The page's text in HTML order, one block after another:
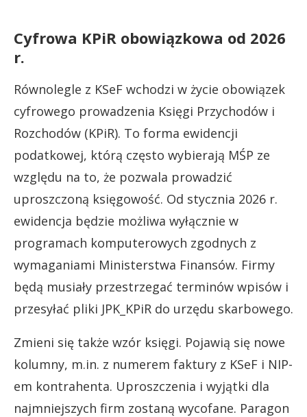
Cyfrowa KPiR obowiązkowa od 2026
r.
Równolegle z KSeF wchodzi w życie obowiązek
cyfrowego prowadzenia Księgi Przychodów i
Rozchodów (KPiR). To forma ewidencji
podatkowej, którą często wybierają MŚP ze
względu na to, że pozwala prowadzić
uproszczoną księgowość. Od stycznia 2026 r.
ewidencja będzie możliwa wyłącznie w
programach komputerowych zgodnych z
wymaganiami Ministerstwa Finansów. Firmy
będą musiały przestrzegać terminów wpisów i
przesyłać pliki JPK_KPiR do urzędu skarbowego.
Zmieni się także wzór księgi. Pojawią się nowe
kolumny, m.in. z numerem faktury z KSeF i NIP-
em kontrahenta. Uproszczenia i wyjątki dla
najmniejszych firm zostaną wycofane. Paragon